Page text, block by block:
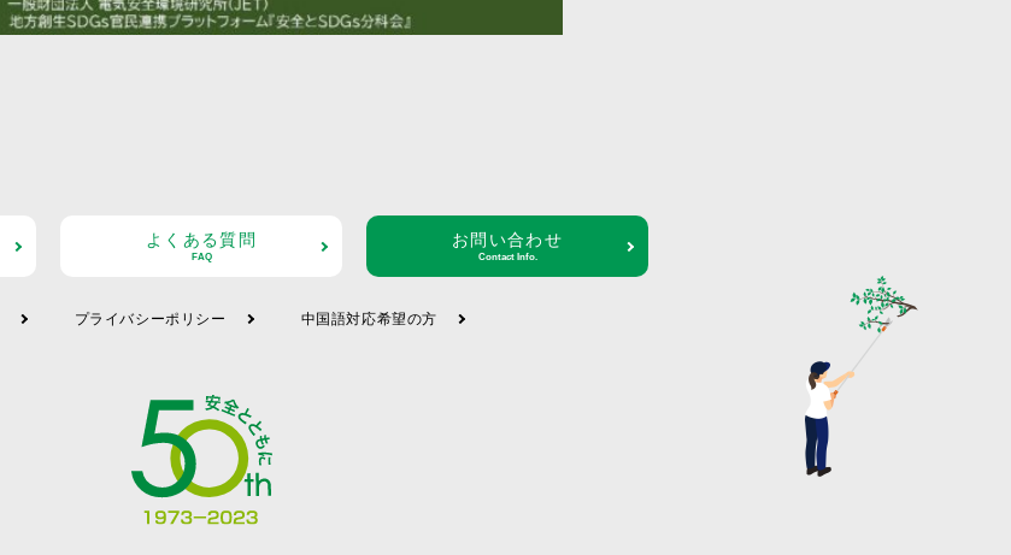
よくある質問
FAQ
お問い合わせ
Contact Info.
プライバシーポリシー 中国語対応希望の方